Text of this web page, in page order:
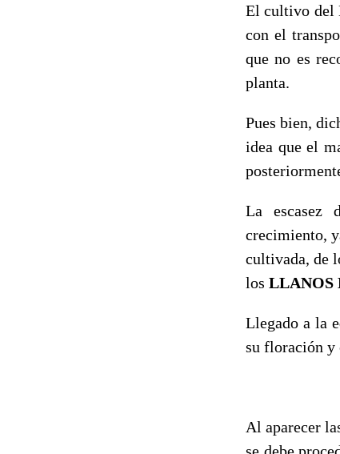
El cultivo del
con el
que no es
planta.
Pues bien,
idea que el
La escasez
crecimiento,
cultivada, de
los LLANOS
Llegado a la
su floración y
Al aparecer